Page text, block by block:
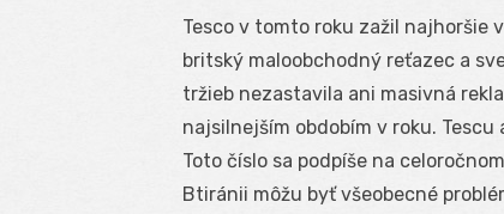
Tesco v tomto roku zažil najhoršie
britský maloobchodný reťazec a
tržieb nezastavila ani masivná
najsilnejším obdobím v roku. Tescu
Toto číslo sa podpíše na
Btiránii môžu byť všeobecné